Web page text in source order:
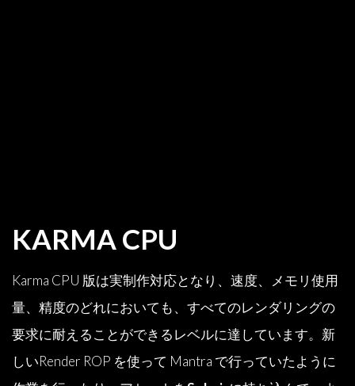
KARMA CPU
Karma CPU 版は実制作対応となり、速度、メモリ使用
量、精度のどれにおいても、すべてのレンダリングの
要求に耐えることができるレベルに達しています。新
しいRender ROP を使って Mantra で行っていたように